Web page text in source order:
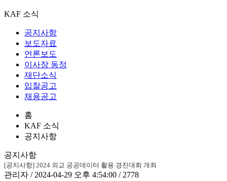
KAF 소식
공지사항
보도자료
언론보도
이사장 동정
재단소식
입찰공고
채용공고
홈
KAF 소식
공지사항
공지사항
[공지사항] 2024 외교 공공데이터 활용 경진대회 개최
관리자 / 2024-04-29 오후 4:54:00 / 2778